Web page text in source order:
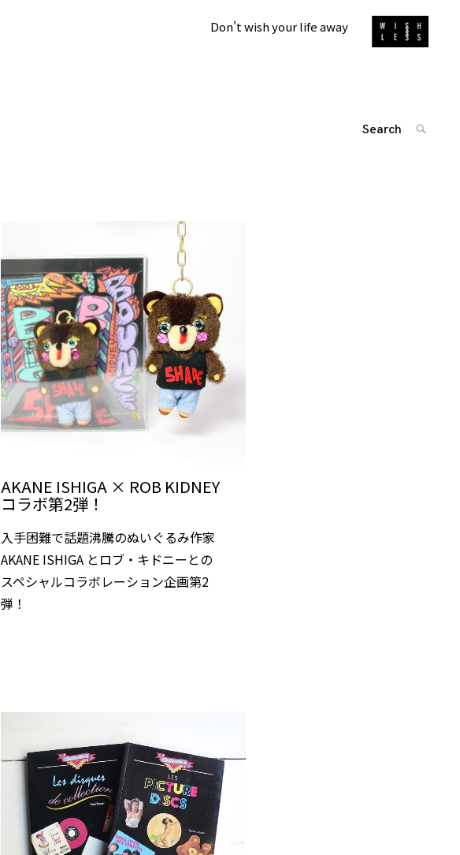
Don't wish your life away
AKANE ISHIGA × ROB KIDNEY
コラボ第2弾！
入手困難で話題沸騰のぬいぐるみ作家
AKANE ISHIGA とロブ・キドニーとの
スペシャルコラボレーション企画第2
弾！